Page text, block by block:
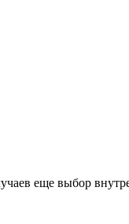
еще выбор